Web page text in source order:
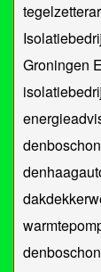
Groningen